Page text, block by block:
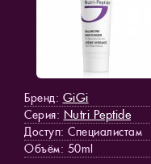
Бренд: GiGi
Серия: Nutri Peptide
Доступ: Специалистам
Объём: 50ml